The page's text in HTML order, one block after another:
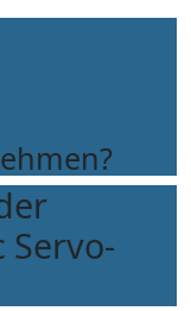
Servo-